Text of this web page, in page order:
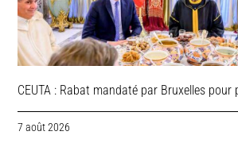
CEUTA : Rabat mandaté par Bruxelles pour
7 août 2026